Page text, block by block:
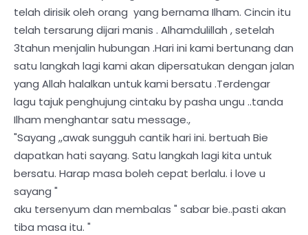
telah dirisik oleh orang yang bernama Ilham. Cincin itu
telah tersarung dijari manis . Alhamdulillah , setelah
3tahun menjalin hubungan .Hari ini kami bertunang dan
satu langkah lagi kami akan dipersatukan dengan jalan
yang Allah halalkan untuk kami bersatu .Terdengar
lagu tajuk penghujung cintaku by pasha ungu ..tanda
Ilham menghantar satu message.,
"Sayang ,,awak sungguh cantik hari ini. bertuah Bie
dapatkan hati sayang. Satu langkah lagi kita untuk
bersatu. Harap masa boleh cepat berlalu. i love u
sayang "
aku tersenyum dan membalas " sabar bie..pasti akan
tiba masa itu. "